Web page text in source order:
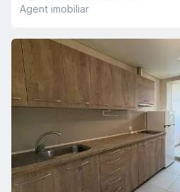
Agent imobiliar